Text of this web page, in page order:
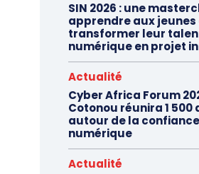
SIN 2026 : une
apprendre aux jeunes
transformer leur
numérique en projet
Actualité
Cyber Africa Forum
Cotonou réunira 1 500
autour de la confiance
numérique
Actualité